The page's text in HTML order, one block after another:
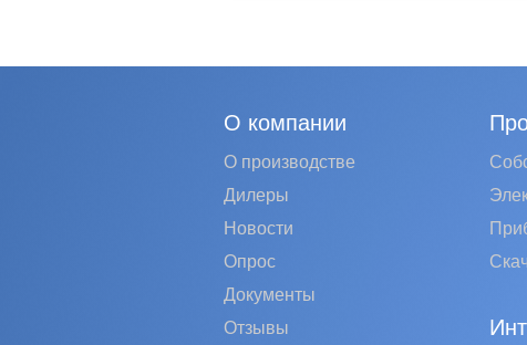
О компании
О производстве
Дилеры
Новости
Опрос
Документы
Отзывы